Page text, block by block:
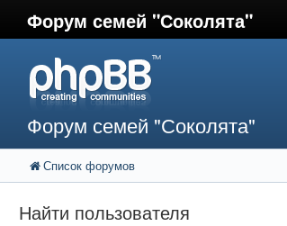
Форум семей "Соколята"
Форум семей "Соколята"
Список форумов
Найти пользователя